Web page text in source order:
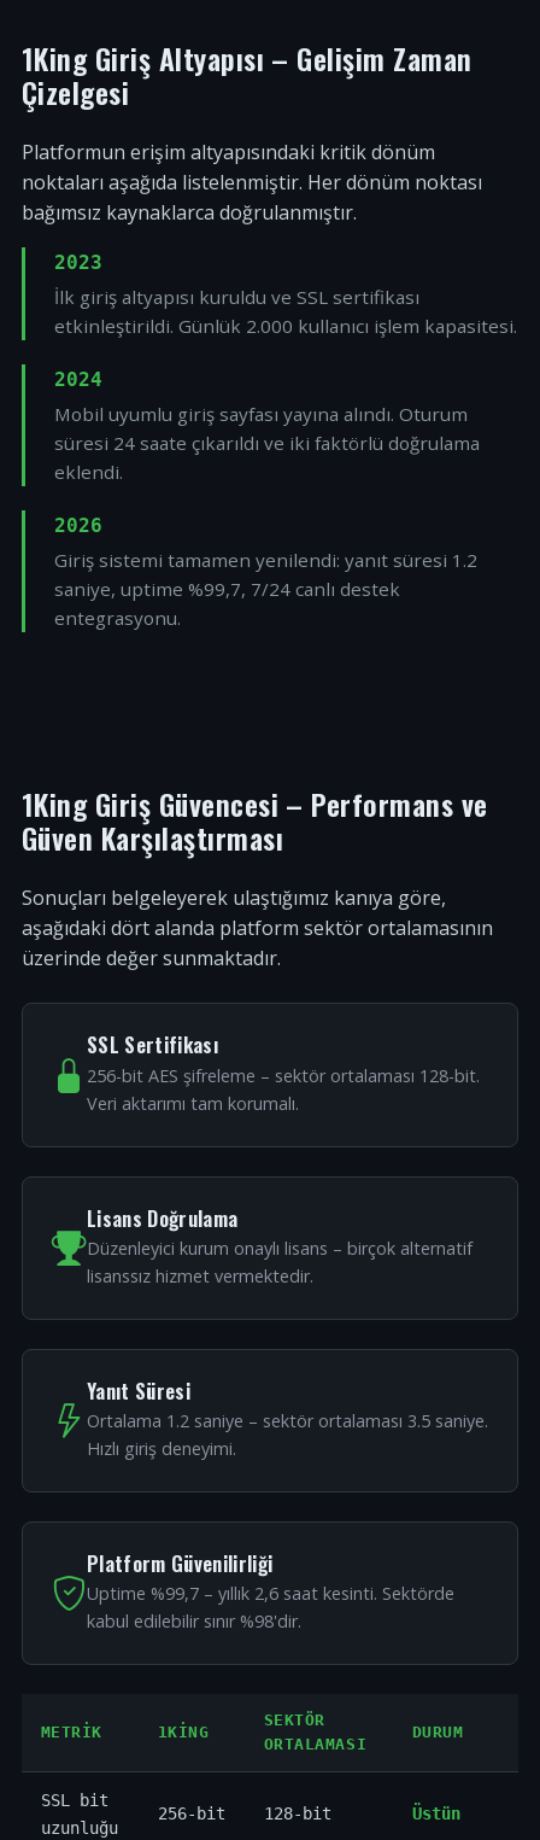
1King Giriş Altyapısı – Gelişim Zaman
Çizelgesi
Platformun erişim altyapısındaki kritik dönüm
noktaları aşağıda listelenmiştir. Her dönüm noktası
bağımsız kaynaklarca doğrulanmıştır.
2023
İlk giriş altyapısı kuruldu ve SSL sertifikası
etkinleştirildi. Günlük 2.000 kullanıcı işlem kapasitesi.
2024
Mobil uyumlu giriş sayfası yayına alındı. Oturum
süresi 24 saate çıkarıldı ve iki faktörlü doğrulama
eklendi.
2026
Giriş sistemi tamamen yenilendi: yanıt süresi 1.2
saniye, uptime %99,7, 7/24 canlı destek
entegrasyonu.
1King Giriş Güvencesi – Performans ve
Güven Karşılaştırması
Sonuçları belgeleyerek ulaştığımız kanıya göre,
aşağıdaki dört alanda platform sektör ortalamasının
üzerinde değer sunmaktadır.
SSL Sertifikası
256-bit AES şifreleme – sektör ortalaması 128-bit.
Veri aktarımı tam korumalı.
Lisans Doğrulama
Düzenleyici kurum onaylı lisans – birçok alternatif
lisanssız hizmet vermektedir.
Yanıt Süresi
Ortalama 1.2 saniye – sektör ortalaması 3.5 saniye.
Hızlı giriş deneyimi.
Platform Güvenilirliği
Uptime %99,7 – yıllık 2,6 saat kesinti. Sektörde
kabul edilebilir sınır %98'dir.
METRIK 1KING
SEKTÖR
ORTALAMASI
DURUM
SSL bit
uzunluğu
256-bit 128-bit Üstün